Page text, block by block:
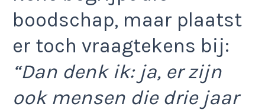
boodschap, maar plaatst
er toch vraagtekens bij:
“Dan denk ik: ja, er zijn
ook mensen die drie jaar